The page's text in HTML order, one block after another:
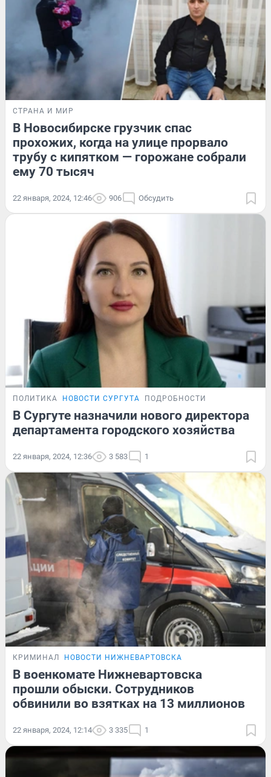
СТРАНА И МИР
В Новосибирске грузчик спас
прохожих, когда на улице прорвало
трубу с кипятком — горожане собрали
ему 70 тысяч
22 января, 2024, 12:46 906 Обсудить
ПОЛИТИКА НОВОСТИ СУРГУТА ПОДРОБНОСТИ
В Сургуте назначили нового директора
департамента городского хозяйства
22 января, 2024, 12:36 3 583 1
КРИМИНАЛ НОВОСТИ НИЖНЕВАРТОВСКА
В военкомате Нижневартовска
прошли обыски. Сотрудников
обвинили во взятках на 13 миллионов
22 января, 2024, 12:14 3 335 1